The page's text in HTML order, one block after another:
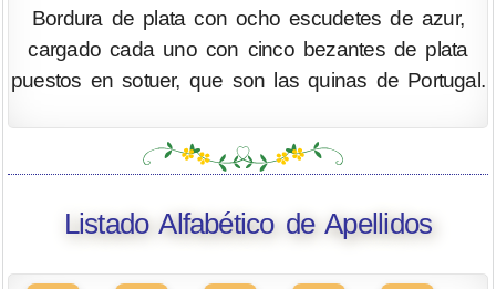
Bordura de plata con ocho escudetes de azur,
cargado cada uno con cinco bezantes de plata
puestos en sotuer, que son las quinas de Portugal.
Listado Alfabético de Apellidos